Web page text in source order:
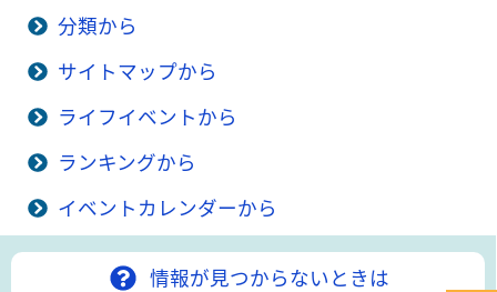
分類から
サイトマップから
ライフイベントから
ランキングから
イベントカレンダーから
情報が見つからないときは